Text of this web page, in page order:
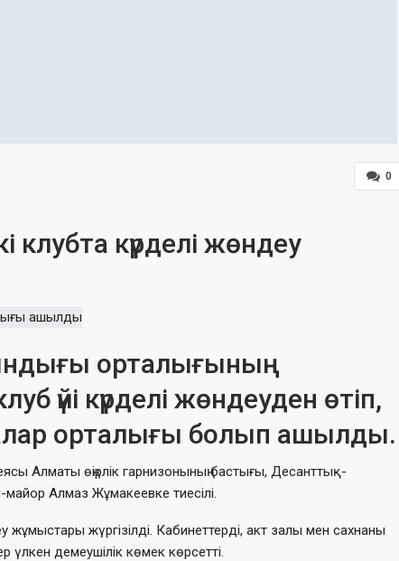
0
күрделі жөндеу
орталығының
үйі күрделі жөндеуден өтіп,
орталығы болып ашылды.
Алматы өңірлік гарнизонының бастығы, Десанттық-
Алмаз Жұмакеевке тиесілі.
жүргізілді. Кабинеттерді, акт залы мен сахнаны
демеушілік көмек көрсетті.